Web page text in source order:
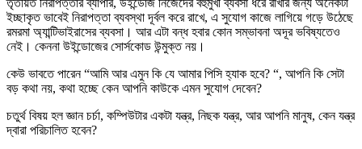
ইচ্ছাকৃত ভাবেই নিরাপত্তা ব্যবস্থা দূর্বল করে রাখে, এ সুযোগ কাজে লাগিয়ে গড়ে উঠেছে
রমরমা অ্যান্টিভাইরাসের ব্যবসা। আর এটা বন্ধ হবার কোন সম্ভাবনা অদূর ভবিষ্যতেও
নেই। কেননা উইন্ডোজের সোর্সকোড উন্মুক্ত নয়।
কেউ ভাবতে পারেন “আমি আর এমুন কি যে আমার পিসি হ্যাক হবে? “, আপনি কি সেটা
বড় কথা নয়, কথা হচ্ছে কেন আপনি কাউকে এমন সুযোগ দেবেন?
চতুর্থ বিষয় হল জ্ঞান চর্চা, কম্পিউটার একটা যন্ত্র, নিছক যন্ত্র, আর আপনি মানুষ, কেন যন্ত্র
দ্বারা পরিচালিত হবেন?